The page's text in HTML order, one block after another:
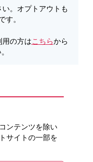
い。オプトアウトも
す。
用の方はこちらから
ンテンツを除い
サイトの一部を